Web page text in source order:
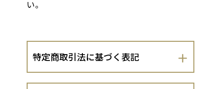
い。
特定商取引法に基づく表記
会社名